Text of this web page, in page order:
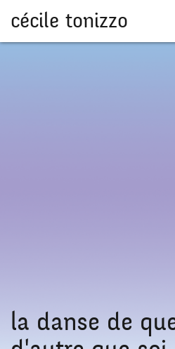
cécile tonizzo
la danse de